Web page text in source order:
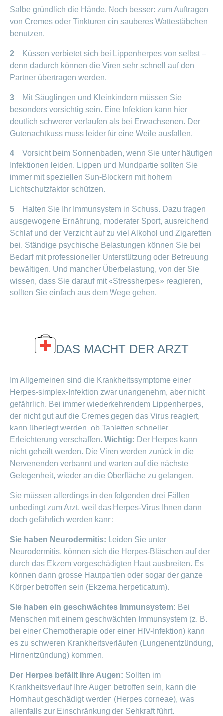
Salbe gründlich die Hände. Noch besser: zum Auftragen
von Cremes oder Tinkturen ein sauberes Wattestäbchen
benutzen.
2
Küssen verbietet sich bei Lippenherpes von selbst –
denn dadurch können die Viren sehr schnell auf den
Partner übertragen werden.
3 Mit Säuglingen und Kleinkindern müssen Sie
besonders vorsichtig sein. Eine Infektion kann hier
deutlich schwerer verlaufen als bei Erwachsenen. Der
Gutenachtkuss muss leider für eine Weile ausfallen.
4 Vorsicht beim Sonnenbaden, wenn Sie unter häufigen
Infektionen leiden. Lippen und Mundpartie sollten Sie
immer mit speziellen Sun-Blockern mit hohem
Lichtschutzfaktor schützen.
5 Halten Sie Ihr Immunsystem in Schuss. Dazu tragen
ausgewogene Ernährung, moderater Sport, ausreichend
Schlaf und der Verzicht auf zu viel Alkohol und Zigaretten
bei. Ständige psychische Belastungen können Sie bei
Bedarf mit professioneller Unterstützung oder Betreuung
bewältigen. Und mancher Überbelastung, von der Sie
wissen, dass Sie darauf mit «Stressherpes» reagieren,
sollten Sie einfach aus dem Wege gehen.
DAS MACHT DER ARZT
Im Allgemeinen sind die Krankheitssymptome einer
Herpes-simplex-Infektion zwar unangenehm, aber nicht
gefährlich. Bei immer wiederkehrendem Lippenherpes,
der nicht gut auf die Cremes gegen das Virus reagiert,
kann überlegt werden, ob Tabletten schneller
Erleichterung verschaffen. Wichtig: Der Herpes kann
nicht geheilt werden. Die Viren werden zurück in die
Nervenenden verbannt und warten auf die nächste
Gelegenheit, wieder an die Oberfläche zu gelangen.
Sie müssen allerdings in den folgenden drei Fällen
unbedingt zum Arzt, weil das Herpes-Virus Ihnen dann
doch gefährlich werden kann:
Sie haben Neurodermitis: Leiden Sie unter
Neurodermitis, können sich die Herpes-Bläschen auf der
durch das Ekzem vorgeschädigten Haut ausbreiten. Es
können dann grosse Hautpartien oder sogar der ganze
Körper betroffen sein (Ekzema herpeticatum).
Sie haben ein geschwächtes Immunsystem: Bei
Menschen mit einem geschwächten Immunsystem (z. B.
bei einer Chemotherapie oder einer HIV-Infektion) kann
es zu schweren Krankheitsverläufen (Lungenentzündung,
Hirnentzündung) kommen.
Der Herpes befällt Ihre Augen: Sollten im
Krankheitsverlauf Ihre Augen betroffen sein, kann die
Hornhaut geschädigt werden (Herpes corneae), was
allenfalls zur Einschränkung der Sehkraft führt.